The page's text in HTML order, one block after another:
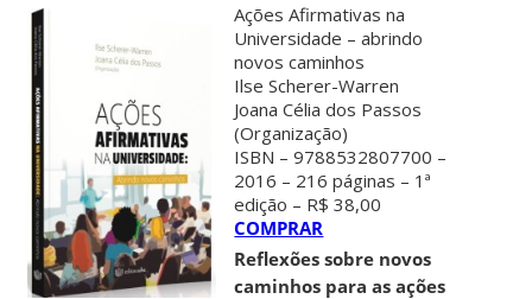
Ações Afirmativas na
Universidade – abrindo
novos caminhos
Ilse Scherer-Warren
Joana Célia dos Passos
(Organização)
ISBN – 9788532807700 –
2016 – 216 páginas – 1ª
edição – R$ 38,00
COMPRAR
Reflexões sobre novos
caminhos para as ações